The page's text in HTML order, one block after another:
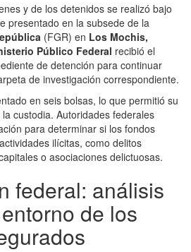
y de los detenidos se realizó bajo
presentado en la subsede de la
(FGR) en Los Mochis,
Público Federal recibió el
de detención para continuar
de investigación correspondiente.
en seis bolsas, lo que permitió su
custodia. Autoridades federales
para determinar si los fondos
ilícitas, como delitos
o asociaciones delictuosas.
federal: análisis
de los